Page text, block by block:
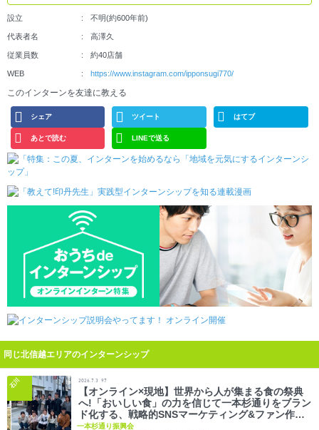
設立 不明(約600年前)
代表者名 高澤久
従業員数 約40店舗
WEB https://www.instagram.com/ipponsugi770/
このインターンを友達に教える
シェア ツイート はてブ
あとで読む LINEで送る
同じ北信越エリアのインターンシップ
石川 2026.7.3 97
【オンライン×現地】世界から人が集まる食の祭典
へ!「おいしい食」の力を信じて一本杉通りをブラン
ド化する、戦略的SNSマーケティング&ファン作り
インターン
一本杉通り振興会